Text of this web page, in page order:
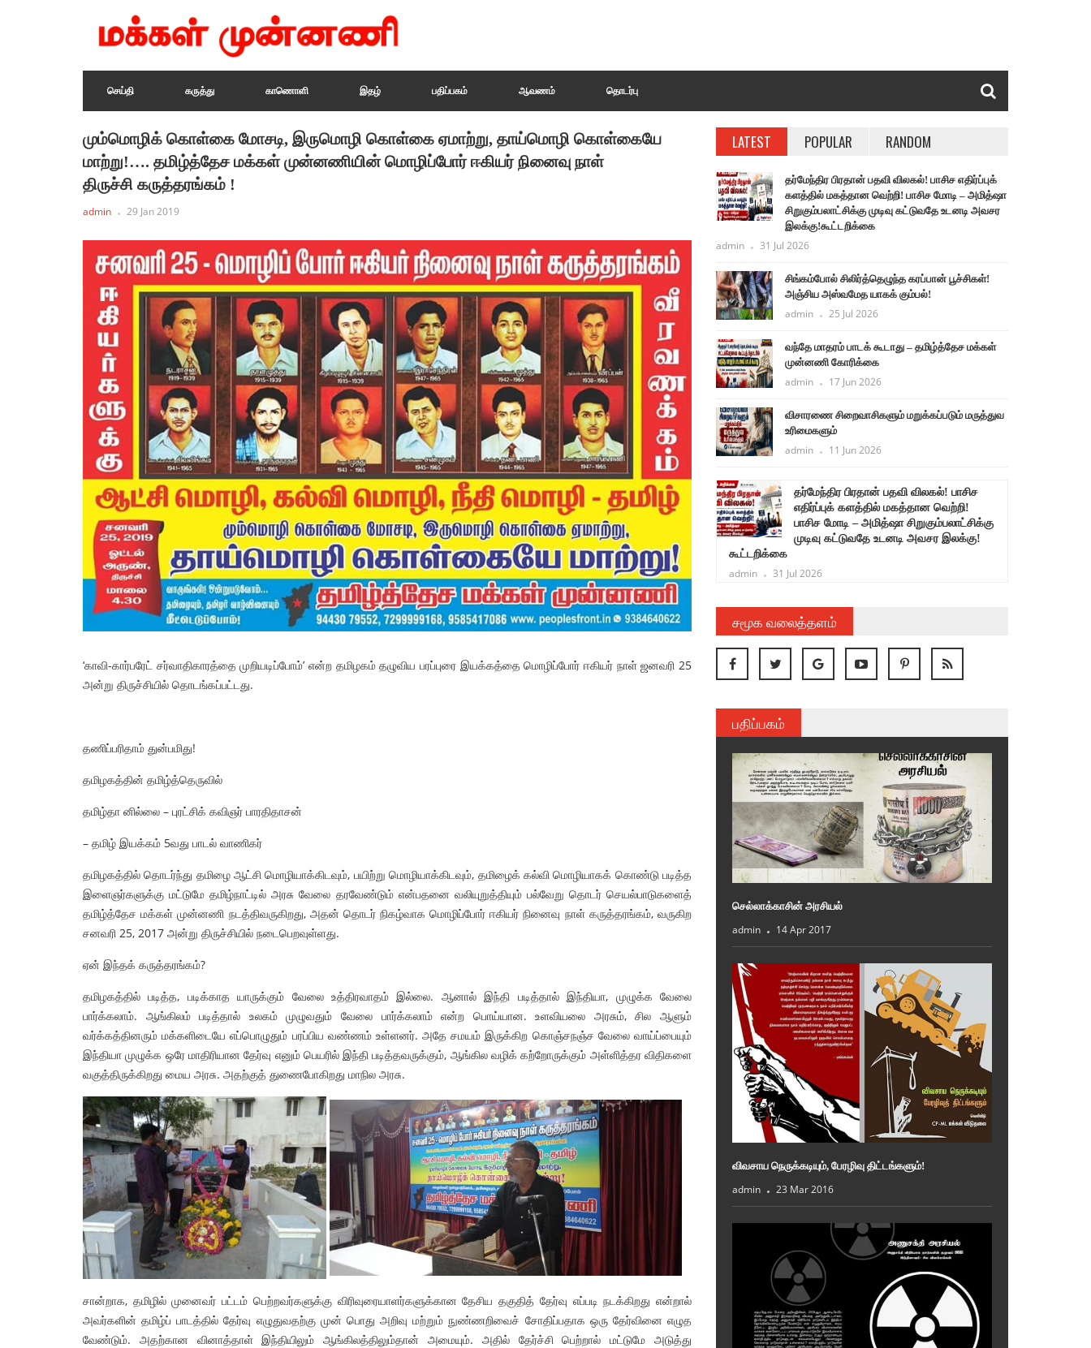
செய்தி கருத்து காணொளி இதழ் பதிப்பகம் ஆவணம் தொடர்பு
மும்மொழிக் கொள்கை மோசடி, இருமொழி கொள்கை ஏமாற்று, தாய்மொழி கொள்கையே
மாற்று!…. தமிழ்த்தேச மக்கள் முன்னணியின் மொழிப்போர் ஈகியர் நினைவு நாள்
திருச்சி கருத்தரங்கம் !
admin 29 Jan 2019
‘காவி-கார்பரேட் சர்வாதிகாரத்தை முறியடிப்போம்’ என்ற தமிழகம் தழுவிய பரப்புரை இயக்கத்தை மொழிப்போர் ஈகியர் நாள் ஜனவரி 25
அன்று திருச்சியில் தொடங்கப்பட்டது.
தணிப்பரிதாம் துன்பமிது!
தமிழகத்தின் தமிழ்த்தெருவில்
தமிழ்தா னில்லை – புரட்சிக் கவிஞர் பாரதிதாசன்
– தமிழ் இயக்கம் 5வது பாடல் வாணிகர்
தமிழகத்தில் தொடர்ந்து தமிழை ஆட்சி மொழியாக்கிடவும், பயிற்று மொழியாக்கிடவும், தமிழைக் கல்வி மொழியாகக் கொண்டு படித்த
இளைஞர்களுக்கு மட்டுமே தமிழ்நாட்டில் அரசு வேலை தரவேண்டும் என்பதனை வலியுறுத்தியும் பல்வேறு தொடர் செயல்பாடுகளைத்
தமிழ்த்தேச மக்கள் முன்னணி நடத்திவருகிறது, அதன் தொடர் நிகழ்வாக மொழிப்போர் ஈகியர் நினைவு நாள் கருத்தரங்கம், வருகிற
சனவரி 25, 2017 அன்று திருச்சியில் நடைபெறவுள்ளது.
ஏன் இந்தக் கருத்தரங்கம்?
தமிழகத்தில் படித்த, படிக்காத யாருக்கும் வேலை உத்திரவாதம் இல்லை. ஆனால் இந்தி படித்தால் இந்தியா, முழுக்க வேலை
பார்க்கலாம். ஆங்கிலம் படித்தால் உலகம் முழுவதும் வேலை பார்க்கலாம் என்ற பொய்யான. உளவியலை அரசும், சில ஆளும்
வர்க்கத்தினரும் மக்களிடையே எப்பொழுதும் பரப்பிய வண்ணம் உள்ளனர். அதே சமயம் இருக்கிற கொஞ்சநஞ்ச வேலை வாய்ப்பையும்
இந்தியா முழுக்க ஒரே மாதிரியான தேர்வு எனும் பெயரில் இந்தி படித்தவருக்கும், ஆங்கில வழிக் கற்றோருக்கும் அள்ளித்தர விதிகளை
வகுத்திருக்கிறது மைய அரசு. அதற்குத் துணைபோகிறது மாநில அரசு.
சான்றாக, தமிழில் முனைவர் பட்டம் பெற்றவர்களுக்கு விரிவுரையாளர்களுக்கான தேசிய தகுதித் தேர்வு எப்படி நடக்கிறது என்றால்
அவர்களின் தமிழ்ப் பாடத்தில் தேர்வு எழுதுவதற்கு முன் பொது அறிவு மற்றும் நுண்ணறிவைச் சோதிப்பதாக ஒரு தேர்வினை எழுத
வேண்டும். அதற்கான வினாத்தாள் இந்தியிலும் ஆங்கிலத்திலும்தான் அமையும். அதில் தேர்ச்சி பெற்றால் மட்டுமே அடுத்து
LATEST POPULAR RANDOM
தர்மேந்திர பிரதான் பதவி விலகல்! பாசிச எதிர்ப்புக்
களத்தில் மகத்தான வெற்றி! பாசிச மோடி – அமித்ஷா
சிறுகும்பலாட்சிக்கு முடிவு கட்டுவதே உடனடி அவசர
இலக்கு!கூட்டறிக்கை
admin 31 Jul 2026
சிங்கம்போல் சிலிர்த்தெழுந்த கரப்பான் பூச்சிகள்!
அஞ்சிய அஸ்வமேத யாகக் கும்பல்!
admin 25 Jul 2026
வந்தே மாதரம் பாடக் கூடாது – தமிழ்த்தேச மக்கள்
முன்னணி கோரிக்கை
admin 17 Jun 2026
விசாரணை சிறைவாசிகளும் மறுக்கப்படும் மருத்துவ
உரிமைகளும்
admin 11 Jun 2026
சொல்லில் பாசிச எதிர்ப்பு! செயலில் பாயாசம்
! – செந்தில்
admin 13 May 2026
சனாதனத்திற்கு எதிரான வள்ளலார் ஆளுநர்
ரவியின் பொய்யும் புனைசுருட்டும் – அருண்
நெடுஞ்செழியன்
admin 03 Jul 2023
தர்மேந்திர பிரதான் பதவி விலகல்! பாசிச
எதிர்ப்புக் களத்தில் மகத்தான வெற்றி!
பாசிச மோடி – அமித்ஷா சிறுகும்பலாட்சிக்கு
முடிவு கட்டுவதே உடனடி அவசர இலக்கு!
கூட்டறிக்கை
admin 31 Jul 2026
சமூக வலைத்தளம்
பதிப்பகம்
செல்லாக்காசின் அரசியல்
admin 14 Apr 2017
விவசாய நெருக்கடியும், பேரழிவு திட்டங்களும்!
admin 23 Mar 2016